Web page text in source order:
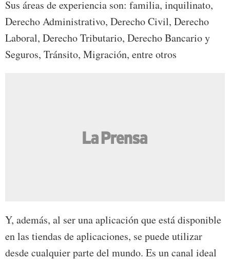
Sus áreas de experiencia son: familia, inquilinato,
Derecho Administrativo, Derecho Civil, Derecho
Laboral, Derecho Tributario, Derecho Bancario y
Seguros, Tránsito, Migración, entre otros
Y, además, al ser una aplicación que está disponible
en las tiendas de aplicaciones, se puede utilizar
desde cualquier parte del mundo. Es un canal ideal